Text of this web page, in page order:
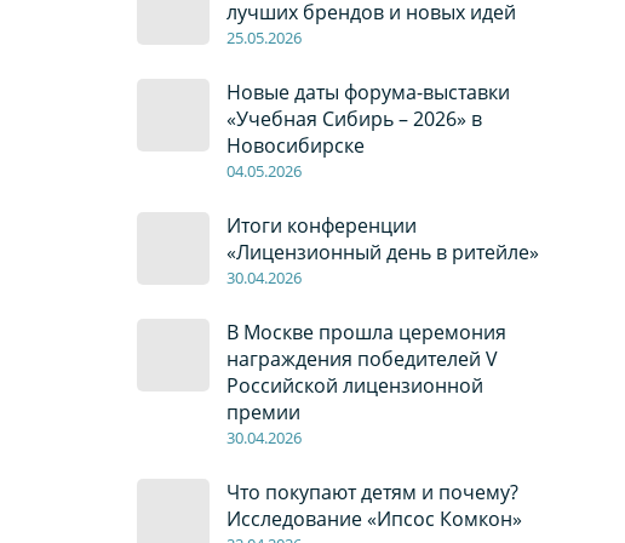
лучших брендов и новых идей
25.05.2026
Новые даты форума-выставки
«Учебная Сибирь – 2026» в
Новосибирске
04.05.2026
Итоги конференции
«Лицензионный день в ритейле»
30.04.2026
В Москве прошла церемония
награждения победителей V
Российской лицензионной
премии
30.04.2026
Что покупают детям и почему?
Исследование «Ипсос Комкон»